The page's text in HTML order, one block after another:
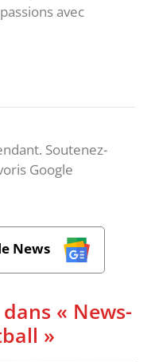
avec
Soutenez-
Google
News
« News-
»